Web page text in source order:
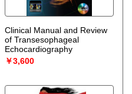
Clinical Manual and Review
of Transesophageal
Echocardiography
￥3,600